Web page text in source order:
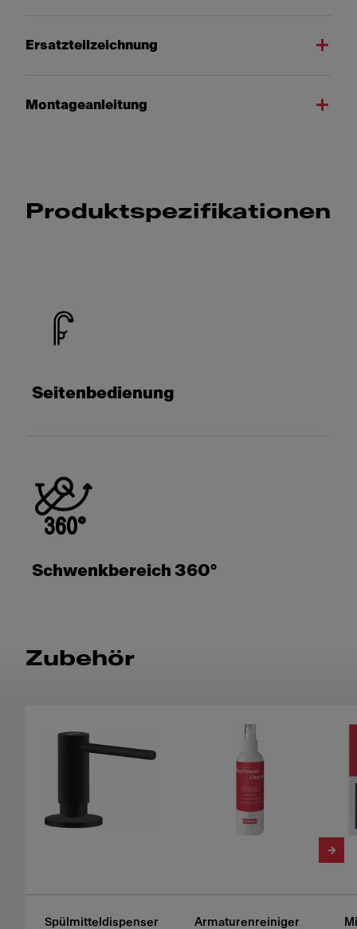
Ersatzteilzeichnung
Montageanleitung
Produktspezifikationen
Seitenbedienung
Schwenkbereich 360°
Zubehör
Spülmitteldispenser
Armaturenreiniger